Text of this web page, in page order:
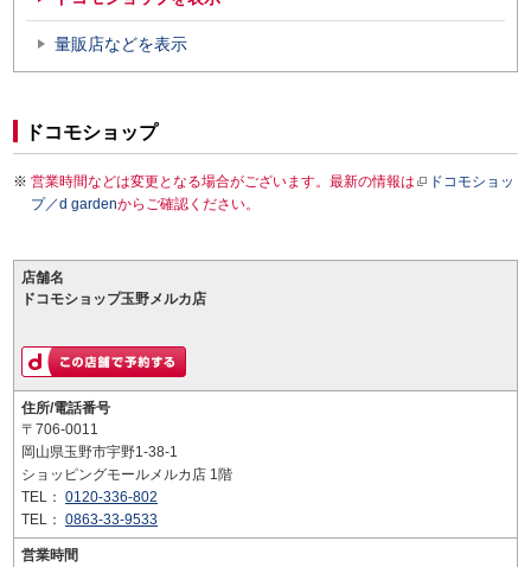
量販店などを表示
ドコモショップ
営業時間などは変更となる場合がございます。最新の情報は
ドコモショッ
プ／d gardenからご確認ください。
店舗名
ドコモショップ玉野メルカ店
住所/電話番号
〒706-0011
岡山県玉野市宇野1-38-1
ショッピングモールメルカ店 1階
TEL： 0120-336-802
TEL： 0863-33-9533
営業時間